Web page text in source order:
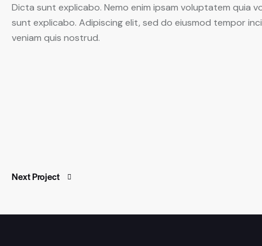
Dicta sunt explicabo. Nemo enim ipsam voluptatem
sunt explicabo. Adipiscing elit, sed do eiusmod tempor
veniam quis nostrud.
Next Project